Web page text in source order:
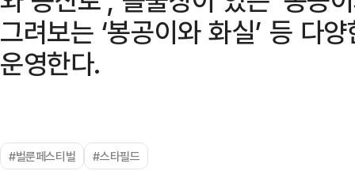
그려보는 ‘봉공이와 화실’ 등 다
운영한다.
#벌룬페스티벌 #스타필드